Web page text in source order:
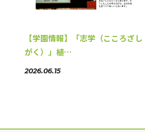
【学園情報】「志学（こころざし
がく）」植…
2026.06.15